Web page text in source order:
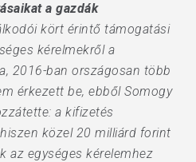
a gazdák
kört érintő támogatási
kérelmekről a
2016-ban országosan több
érkezett be, ebből Somogy
a kifizetés
közel 20 milliárd forint
az egységes kérelemhez